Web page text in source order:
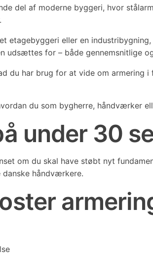
del af moderne byggeri, hvor
etagebyggeri eller en
udsættes for – både gennemsnitlige
du har brug for at vide om
du som bygherre, håndværker
under 30
om du skal have støbt nyt
håndværkere.